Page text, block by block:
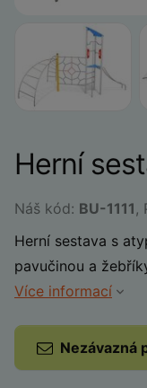
Herní
Náš kód: BU-1111 ,
Herní sestava s
pavučinou a
Více informací
Nezávazná